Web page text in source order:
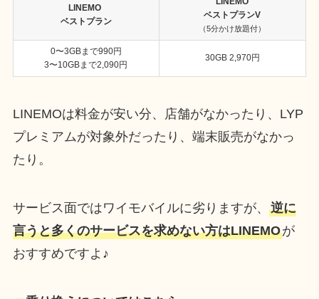
LINEMO
ベストプラン
ベストプランV
（5分かけ放題付）
0〜3GBまで990円
3〜10GBまで2,090円
30GB 2,970円
LINEMOは料金が安い分、店舗がなかったり、LYP
プレミアムが対象外だったり、端末販売がなかっ
たり。
サービス面ではワイモバイルに劣りますが、 逆に
言うと多くのサービスを求めない方はLINEMOが
おすすめですよ♪